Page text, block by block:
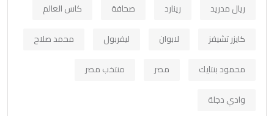
ريال مدريد
رينارد صحافة
كاس العالم
كايزر تشيفز
لابوان ليفربول
محمد صلاح
محمود بنتايك
مصر
منتخب مصر
وادي دجلة